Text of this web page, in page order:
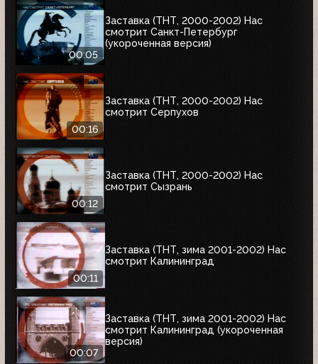
00:05
Заставка (ТНТ, 2000-2002) Нас
смотрит Санкт-Петербург
(укороченная версия)
00:16
Заставка (ТНТ, 2000-2002) Нас
смотрит Серпухов
00:12
Заставка (ТНТ, 2000-2002) Нас
смотрит Сызрань
00:11
Заставка (ТНТ, зима 2001-2002) Нас
смотрит Калининград
00:07
Заставка (ТНТ, зима 2001-2002) Нас
смотрит Калининград (укороченная
версия)